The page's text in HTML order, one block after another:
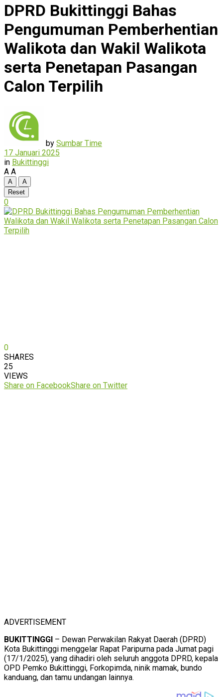
DPRD Bukittinggi Bahas
Pengumuman Pemberhentian
Walikota dan Wakil Walikota
serta Penetapan Pasangan
Calon Terpilih
by Sumbar Time
17 Januari 2025
in Bukittinggi
A A
A
A
Reset
0
0
SHARES
25
VIEWS
Share on FacebookShare on Twitter
ADVERTISEMENT
BUKITTINGGI – Dewan Perwakilan Rakyat Daerah (DPRD)
Kota Bukittinggi menggelar Rapat Paripurna pada Jumat pagi
(17/1/2025), yang dihadiri oleh seluruh anggota DPRD, kepala
OPD Pemko Bukittinggi, Forkopimda, ninik mamak, bundo
kanduang, dan tamu undangan lainnya.